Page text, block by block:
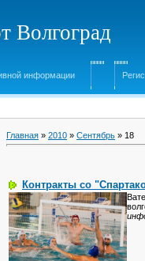
Волгоград
информации
Главная » 2010 » Сентябрь » 18
Контракты со